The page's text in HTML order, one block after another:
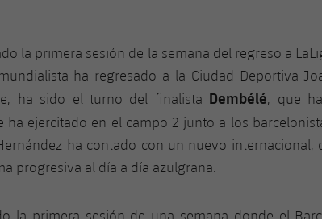
la primera sesión de la semana del regreso a
ha regresado a la Ciudad Deportiva
ha sido el turno del finalista Dembélé, que
ha ejercitado en el campo 2 junto a los
ha contado con un nuevo internacional,
progresiva al día a día azulgrana.
la primera sesión de una semana donde el